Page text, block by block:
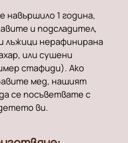
навършило 1 година,
и подсладител,
лъжици нерафинирана
или сушени
стафиди). Ако
мед, нашият
се посъветвате с
ви.